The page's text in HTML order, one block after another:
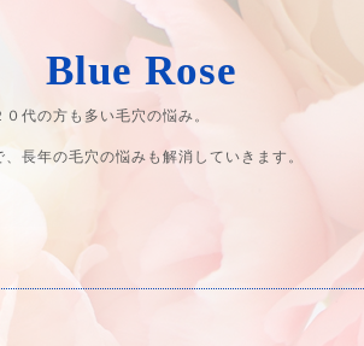
Blue Rose
代の方も多い毛穴の悩み。
長年の毛穴の悩みも解消していきます。